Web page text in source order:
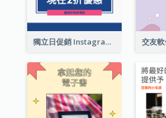
獨立日促銷 Instagram限時動態